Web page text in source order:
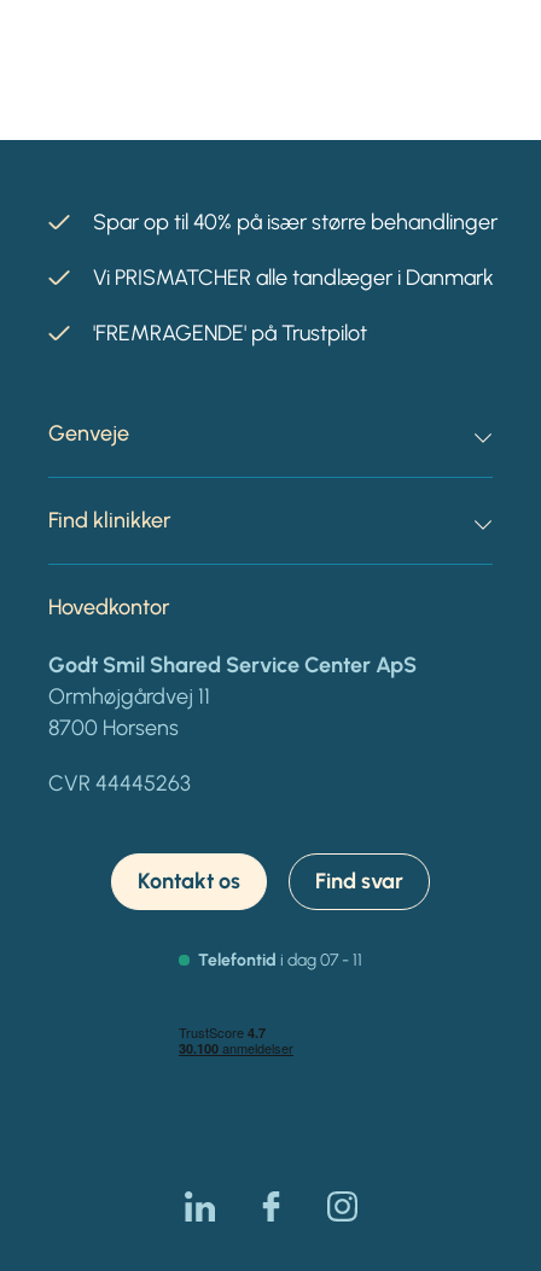
Spar op til 40% på især større behandlinger
Vi PRISMATCHER alle tandlæger i Danmark
'FREMRAGENDE' på Trustpilot
Genveje
Find klinikker
Hovedkontor
Godt Smil Shared Service Center ApS
Ormhøjgårdvej 11
8700 Horsens
CVR 44445263
Kontakt os Find svar
Telefontid i dag 07 - 11